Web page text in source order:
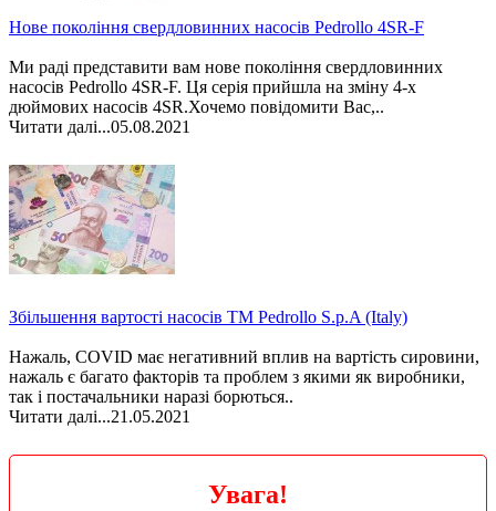
Нове покоління свердловинних насосів Pedrollo 4SR-F
Ми раді представити вам нове покоління свердловинних
насосів Pedrollo 4SR-F. Ця серія прийшла на зміну 4-х
дюймових насосів 4SR.Хочемо повідомити Вас,..
Читати далі...05.08.2021
Збільшення вартості насосів ТМ Pedrollo S.p.A (Italy)
Нажаль, COVID має негативний вплив на вартість сировини,
нажаль є багато факторів та проблем з якими як виробники,
так і постачальники наразі борються..
Читати далі...21.05.2021
Увага!